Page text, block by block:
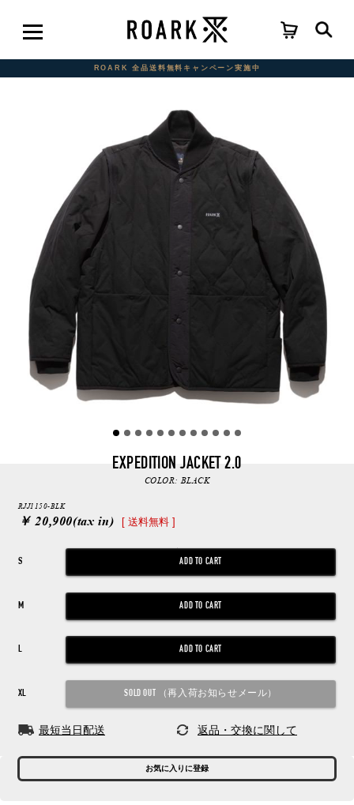
ROARK 全品送料無料キャンペーン実施中
EXPEDITION JACKET 2.0
COLOR:BLACK
RJJ1150-BLK
￥ 20,900(tax in) [ 送料無料 ]
S
M
L
XL
最短当日配送 返品・交換に関して
お気に入りに登録